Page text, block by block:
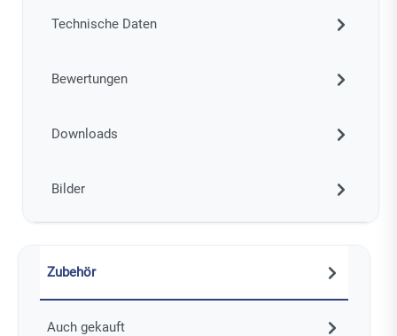
Technische Daten
Bewertungen
Downloads
Bilder
Zubehör
Auch gekauft